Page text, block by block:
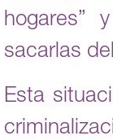
hogares”
sacarlas
Esta